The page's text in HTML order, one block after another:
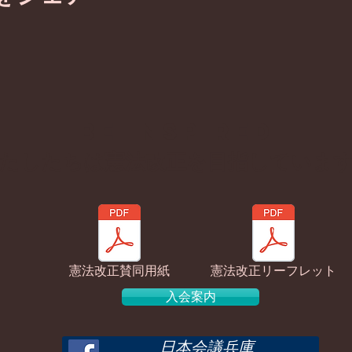
憲法改正賛同用紙 憲法改正リーフレット
入会案内
日本会議兵庫